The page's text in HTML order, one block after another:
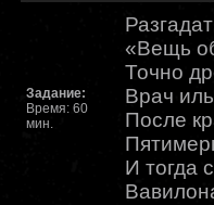
Задание:
Время: 60
мин.
«Вещь
Точно
Врач
После
И тогда